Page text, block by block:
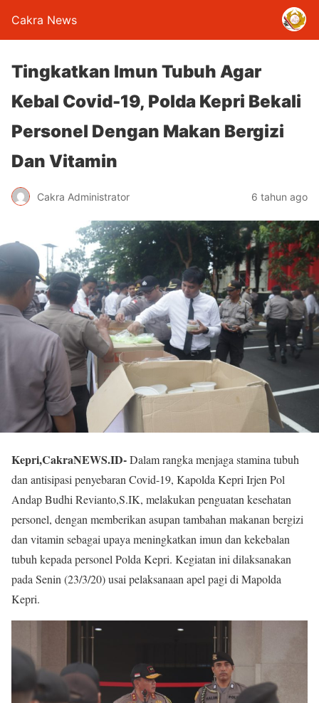
Cakra News
Tingkatkan Imun Tubuh Agar
Kebal Covid-19, Polda Kepri Bekali
Personel Dengan Makan Bergizi
Dan Vitamin
Cakra Administrator 6 tahun ago
Kepri,CakraNEWS.ID-Dalam rangka menjaga stamina tubuh
dan antisipasi penyebaran Covid-19, Kapolda Kepri Irjen Pol
Andap Budhi Revianto,S.IK, melakukan penguatan kesehatan
personel, dengan memberikan asupan tambahan makanan bergizi
dan vitamin sebagai upaya meningkatkan imun dan kekebalan
tubuh kepada personel Polda Kepri. Kegiatan ini dilaksanakan
pada Senin (23/3/20) usai pelaksanaan apel pagi di Mapolda
Kepri.